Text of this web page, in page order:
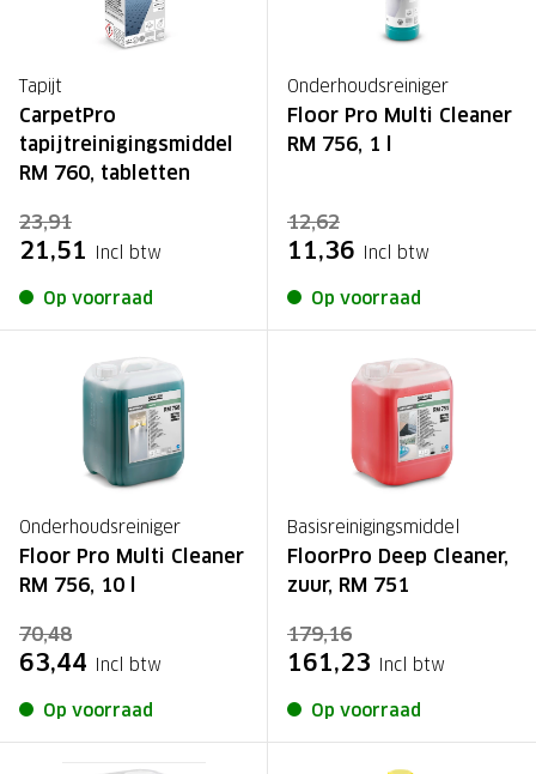
Tapijt
CarpetPro
tapijtreinigingsmiddel
RM 760, tabletten
23,91
21,51 Incl btw
Op voorraad
Onderhoudsreiniger
Floor Pro Multi Cleaner
RM 756, 1 l
12,62
11,36 Incl btw
Op voorraad
Onderhoudsreiniger
Floor Pro Multi Cleaner
RM 756, 10 l
70,48
63,44 Incl btw
Op voorraad
Basisreinigingsmiddel
FloorPro Deep Cleaner,
zuur, RM 751
179,16
161,23 Incl btw
Op voorraad